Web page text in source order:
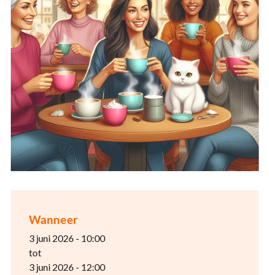
Wanneer
3 juni 2026 - 10:00
tot
3 juni 2026 - 12:00